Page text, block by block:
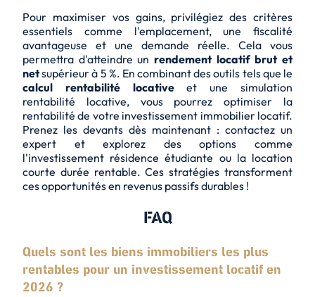
Pour maximiser vos gains, privilégiez des critères
essentiels comme l'emplacement, une fiscalité
avantageuse et une demande réelle. Cela vous
permettra d'atteindre un rendement locatif brut et
netsupérieur à 5 %. En combinant des outils tels que le
calcul rentabilité locativeet unesimulation
rentabilité locative, vous pourrez optimiser la
rentabilité de votre investissement immobilier locatif.
Prenez les devants dès maintenant : contactez un
expert et explorez des options comme
l'investissement résidence étudiante ou la location
courte durée rentable. Ces stratégies transforment
ces opportunités en revenus passifs durables !
FAQ
Quels sont les biens immobiliers les plus
rentables pour un investissement locatif en
2026 ?